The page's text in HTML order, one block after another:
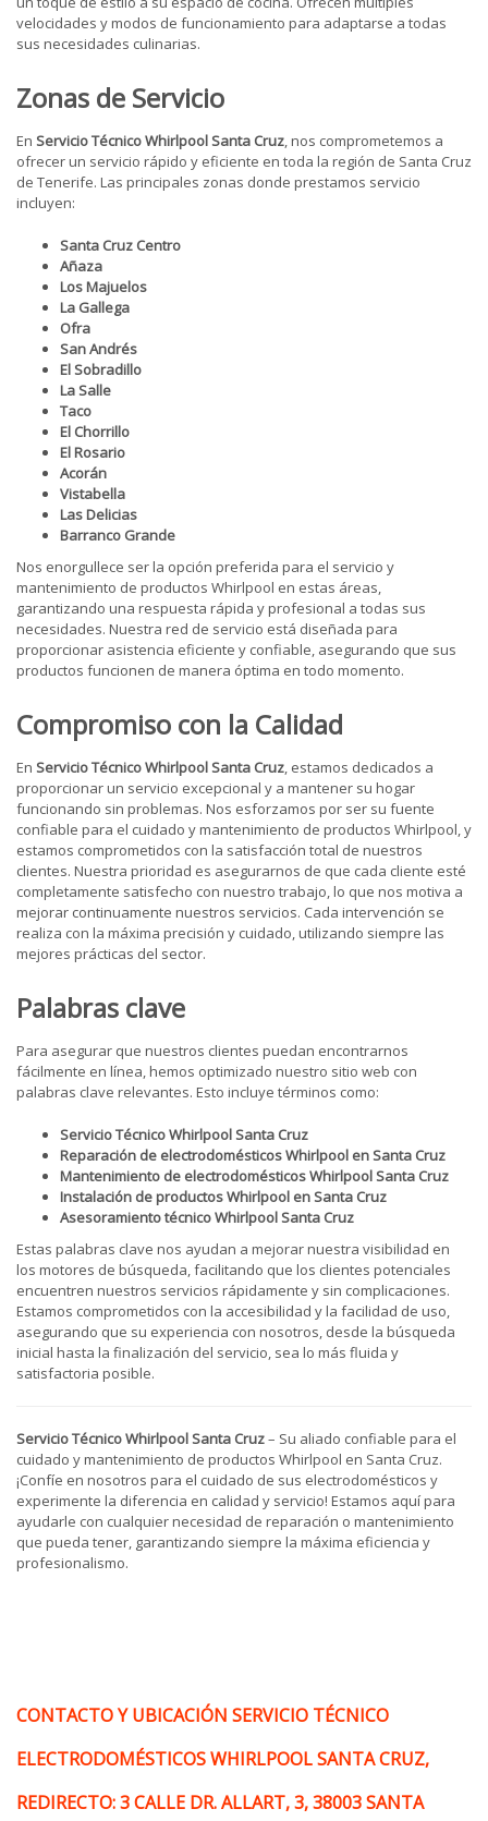
velocidades y modos de funcionamiento para adaptarse a todas
sus necesidades culinarias.
Zonas de Servicio
En Servicio Técnico Whirlpool Santa Cruz, nos comprometemos a
ofrecer un servicio rápido y eficiente en toda la región de Santa Cruz
de Tenerife. Las principales zonas donde prestamos servicio
incluyen:
Santa Cruz Centro
Añaza
Los Majuelos
La Gallega
Ofra
San Andrés
El Sobradillo
La Salle
Taco
El Chorrillo
El Rosario
Acorán
Vistabella
Las Delicias
Barranco Grande
Nos enorgullece ser la opción preferida para el servicio y
mantenimiento de productos Whirlpool en estas áreas,
garantizando una respuesta rápida y profesional a todas sus
necesidades. Nuestra red de servicio está diseñada para
proporcionar asistencia eficiente y confiable, asegurando que sus
productos funcionen de manera óptima en todo momento.
Compromiso con la Calidad
En Servicio Técnico Whirlpool Santa Cruz, estamos dedicados a
proporcionar un servicio excepcional y a mantener su hogar
funcionando sin problemas. Nos esforzamos por ser su fuente
confiable para el cuidado y mantenimiento de productos Whirlpool, y
estamos comprometidos con la satisfacción total de nuestros
clientes. Nuestra prioridad es asegurarnos de que cada cliente esté
completamente satisfecho con nuestro trabajo, lo que nos motiva a
mejorar continuamente nuestros servicios. Cada intervención se
realiza con la máxima precisión y cuidado, utilizando siempre las
mejores prácticas del sector.
Palabras clave
Para asegurar que nuestros clientes puedan encontrarnos
fácilmente en línea, hemos optimizado nuestro sitio web con
palabras clave relevantes. Esto incluye términos como:
Servicio Técnico Whirlpool Santa Cruz
Reparación de electrodomésticos Whirlpool en Santa Cruz
Mantenimiento de electrodomésticos Whirlpool Santa Cruz
Instalación de productos Whirlpool en Santa Cruz
Asesoramiento técnico Whirlpool Santa Cruz
Estas palabras clave nos ayudan a mejorar nuestra visibilidad en
los motores de búsqueda, facilitando que los clientes potenciales
encuentren nuestros servicios rápidamente y sin complicaciones.
Estamos comprometidos con la accesibilidad y la facilidad de uso,
asegurando que su experiencia con nosotros, desde la búsqueda
inicial hasta la finalización del servicio, sea lo más fluida y
satisfactoria posible.
Servicio Técnico Whirlpool Santa Cruz– Su aliado confiable para el
cuidado y mantenimiento de productos Whirlpool en Santa Cruz.
¡Confíe en nosotros para el cuidado de sus electrodomésticos y
experimente la diferencia en calidad y servicio! Estamos aquí para
ayudarle con cualquier necesidad de reparación o mantenimiento
que pueda tener, garantizando siempre la máxima eficiencia y
profesionalismo.
CONTACTO Y UBICACIÓN SERVICIO TÉCNICO
ELECTRODOMÉSTICOS WHIRLPOOL SANTA CRUZ,
REDIRECTO: 3 CALLE DR. ALLART, 3, 38003 SANTA